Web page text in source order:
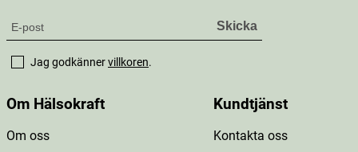
Jag godkännervillkoren.
Om Hälsokraft
Om oss
Kundtjänst
Kontakta oss